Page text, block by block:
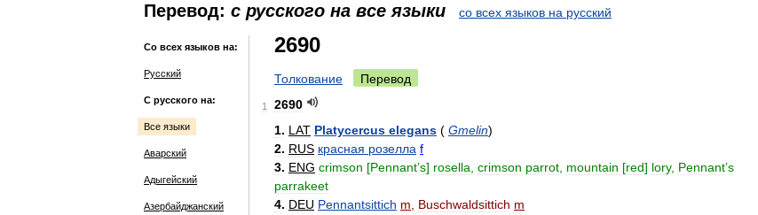
Перевод: с русского на все языки со всех языков на русский
Со всех языков на:
Русский
С русского на:
Все языки
Аварский
Адыгейский
Азербайджанский
2690
Толкование Перевод
1
2690
1. LAT Platycercus elegans ( Gmelin)
2. RUS красная розелла f
3. ENG crimson [Pennant’s] rosella crimson parrot mountain [red] lory, Pennant’s
parrakeet
4. DEU Pennantsittich m Buschwaldsittich m